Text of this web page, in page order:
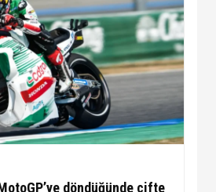
döndüğünde çifte